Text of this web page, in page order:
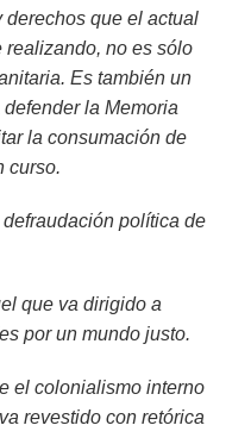
derechos que el actual
no es sólo
Es también un
la Memoria
la consumación de
curso.
política de
que va dirigido a
por un mundo justo.
el colonialismo interno
revestido con retórica